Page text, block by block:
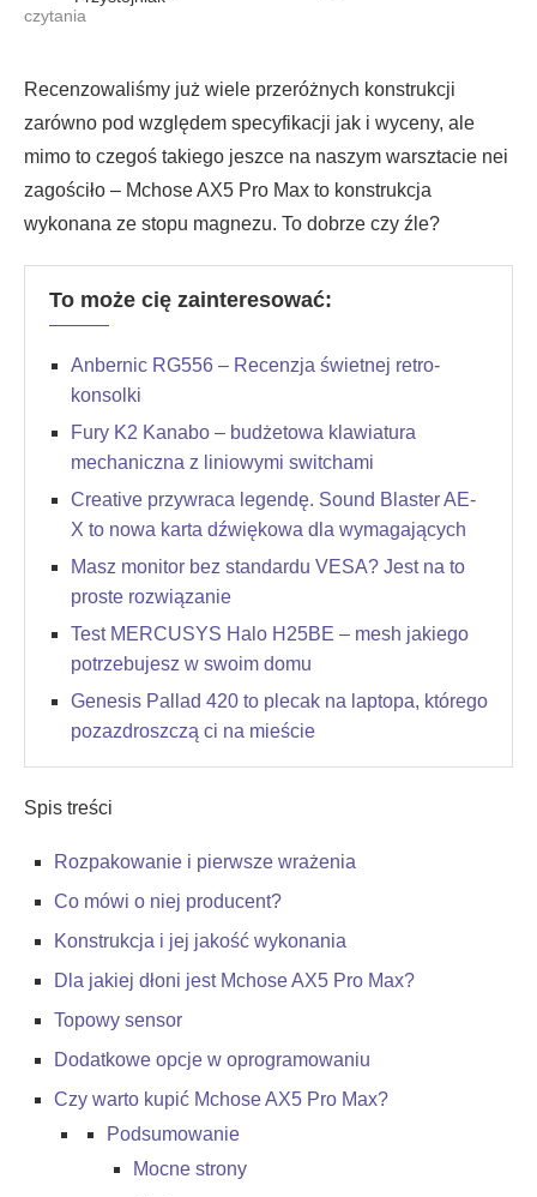
czytania
Recenzowaliśmy już wiele przeróżnych konstrukcji
zarówno pod względem specyfikacji jak i wyceny, ale
mimo to czegoś takiego jeszce na naszym warsztacie nei
zagościło – Mchose AX5 Pro Max to konstrukcja
wykonana ze stopu magnezu. To dobrze czy źle?
To może cię zainteresować:
Anbernic RG556 – Recenzja świetnej retro-
konsolki
Fury K2 Kanabo – budżetowa klawiatura
mechaniczna z liniowymi switchami
Creative przywraca legendę. Sound Blaster AE-
X to nowa karta dźwiękowa dla wymagających
Masz monitor bez standardu VESA? Jest na to
proste rozwiązanie
Test MERCUSYS Halo H25BE – mesh jakiego
potrzebujesz w swoim domu
Genesis Pallad 420 to plecak na laptopa, którego
pozazdroszczą ci na mieście
Spis treści
Rozpakowanie i pierwsze wrażenia
Co mówi o niej producent?
Konstrukcja i jej jakość wykonania
Dla jakiej dłoni jest Mchose AX5 Pro Max?
Topowy sensor
Dodatkowe opcje w oprogramowaniu
Czy warto kupić Mchose AX5 Pro Max?
Podsumowanie
Mocne strony